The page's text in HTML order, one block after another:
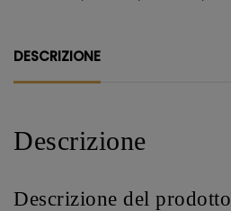
DESCRIZIONE
Descrizione
Descrizione del prodotto